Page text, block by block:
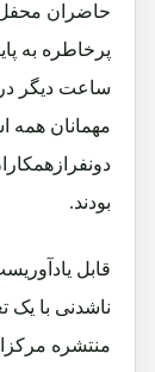
حاضران محفل
پرخاطره به
ساعت دیگر
مهمانان همه
بودند.
قابل
ناشدنی با
منتشره